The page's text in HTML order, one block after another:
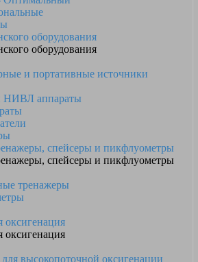
оборудования
оборудования
и портативные источники
аппараты
спейсеры и пикфлуометры
спейсеры и пикфлуометры
тренажеры
оксигенация
оксигенация
высокопоточной оксигенации